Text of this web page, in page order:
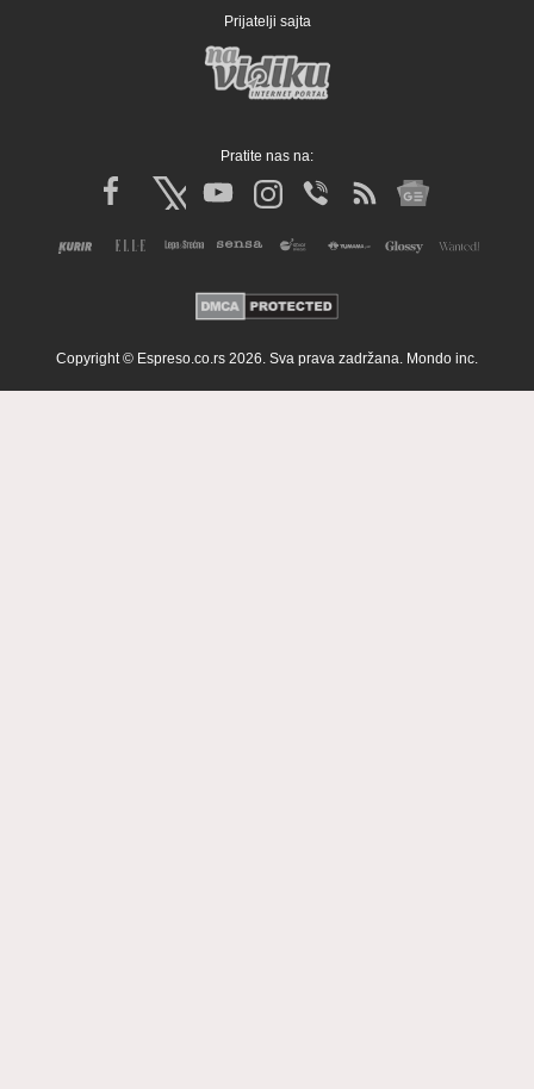
Prijatelji sajta
Pratite nas na:
Copyright © Espreso.co.rs 2026. Sva prava zadržana. Mondo inc.